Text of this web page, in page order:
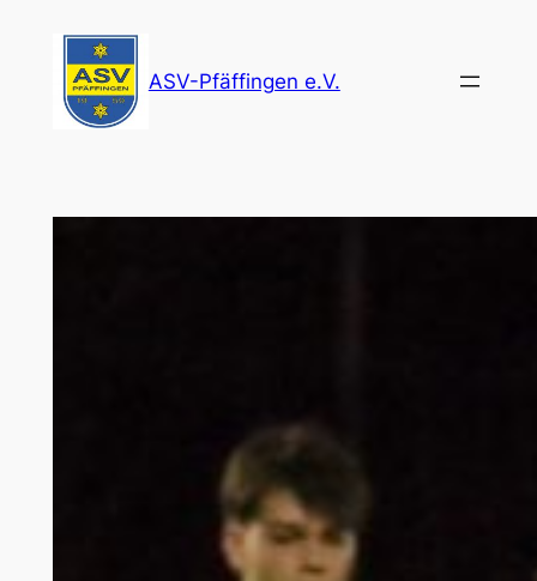
springen
ASV-Pfäffingen e.V.